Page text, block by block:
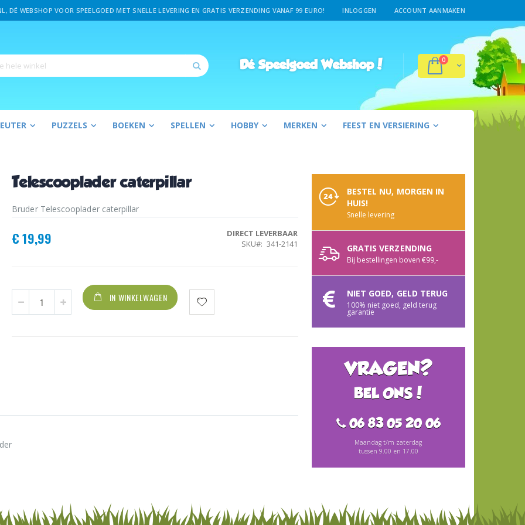
DÉ WEBSHOP VOOR SPEELGOED MET SNELLE LEVERING EN GRATIS VERZENDING VANAF 99 EURO! INLOGGEN ACCOUNT AANMAKEN
Winkelwagen
0producten
Dé Speelgoed Webshop!
PUZZELS BOEKEN SPELLEN HOBBY MERKEN FEEST EN VERSIERING
Telescooplader caterpillar
Bruder Telescooplader caterpillar
€ 19,99
DIRECT LEVERBAAR
SKU
341-2141
IN WINKELWAGEN
BESTEL NU, MORGEN IN
HUIS!
Snelle levering
GRATIS VERZENDING
Bij bestellingen boven €99,-
NIET GOED, GELD TERUG
100% niet goed, geld terug
garantie
VRAGEN?
BEL ONS!
06 83 05 20 06
Maandag t/m zaterdag
tussen 9.00 en 17.00